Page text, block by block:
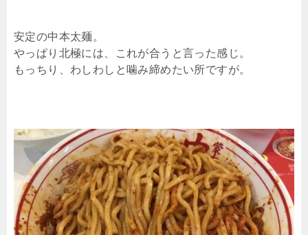
安定の中本太麺。
やっぱり北極には、これが合うと言った感じ。
もっちり、わしわしと噛み締めたい所ですが。